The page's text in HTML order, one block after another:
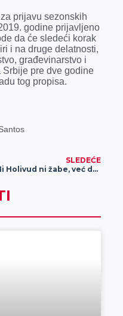
prijavu sezonskih
godine prijavljeno
da će sledeći korak
i na druge delatnosti,
građevinarstvo i
Srbije pre dve godine
tog propisa.
SLEDEĆE
Ni Holivud ni žabe, već dobre formule i želja da Zrenjanin opet bude „mala Firenca“, to su simboli kojima barata i još puno toga stoji uz ime Jelena Dejanovska